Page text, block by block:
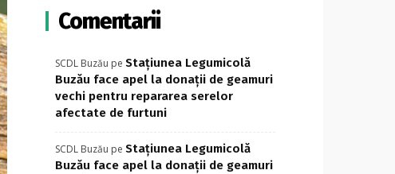
Comentarii
SCDL Buzău pe Stațiunea Legumicolă
Buzău face apel la donații de geamuri
vechi pentru repararea serelor
afectate de furtuni
SCDL Buzău pe Stațiunea Legumicolă
Buzău face apel la donații de geamuri